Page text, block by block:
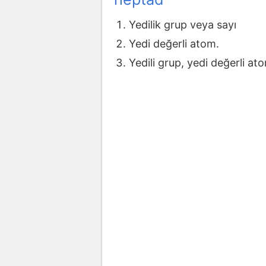
Yedilik grup veya sayı
Yedi değerli atom.
Yedili grup, yedi değerli